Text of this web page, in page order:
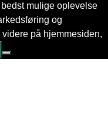
mulige oplevelse
og
på hjemmesiden,